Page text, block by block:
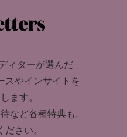
ィターが選んだ
スやインサイトを
ます。
など各種特典も。
さい。